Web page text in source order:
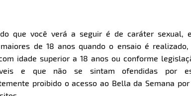
que você verá a seguir é de caráter sexual,
de 18 anos quando o ensaio é
idade superior a 18 anos ou conforme
e que não se sintam ofendidas por
proibido o acesso ao Bella da Semana